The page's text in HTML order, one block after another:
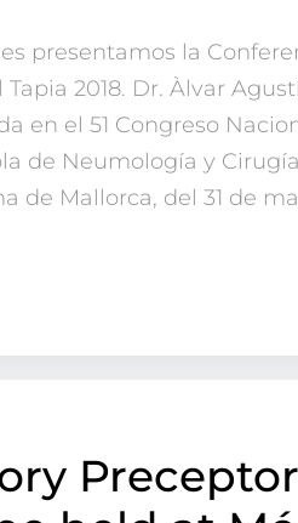
presentamos la
2018. Dr. Àlvar
en el 51 Congreso
de Neumología y
de Mallorca, del 31 de